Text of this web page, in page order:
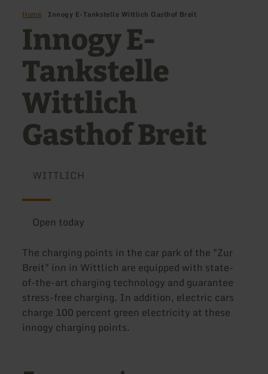
Home Innogy E-Tankstelle Wittlich Gasthof Breit
Innogy E-
Tankstelle
Wittlich
Gasthof Breit
WITTLICH
Open today
The charging points in the car park of the "Zur
Breit" inn in Wittlich are equipped with state-
of-the-art charging technology and guarantee
stress-free charging. In addition, electric cars
charge 100 percent green electricity at these
innogy charging points.